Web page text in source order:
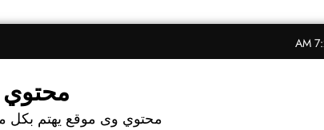
محتوي وى موقع يهتم بكل